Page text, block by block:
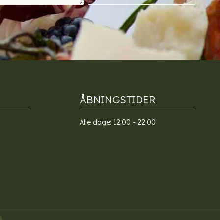
ÅBNINGSTIDER
Alle dage: 12.00 - 22.00